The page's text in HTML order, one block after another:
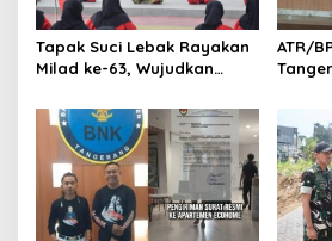
Tapak Suci Lebak Rayakan
Milad ke-63, Wujudkan
Menuju Kancah Dunia
ATR/